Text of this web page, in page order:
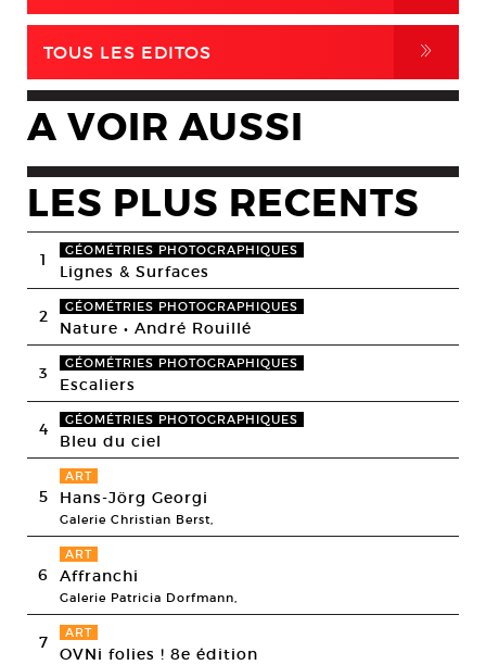
TOUS LES EDITOS ,
A VOIR AUSSI
LES PLUS RECENTS
1 GÉOMÉTRIES PHOTOGRAPHIQUES
Lignes & Surfaces
2 GÉOMÉTRIES PHOTOGRAPHIQUES
Nature • André Rouillé
3 GÉOMÉTRIES PHOTOGRAPHIQUES
Escaliers
4 GÉOMÉTRIES PHOTOGRAPHIQUES
Bleu du ciel
5
ART
Hans-Jörg Georgi
Galerie Christian Berst,
6
ART
Affranchi
Galerie Patricia Dorfmann,
7 ART
OVNi folies ! 8e édition